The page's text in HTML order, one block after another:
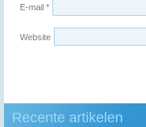
E-mail *
Website
Recente artikelen